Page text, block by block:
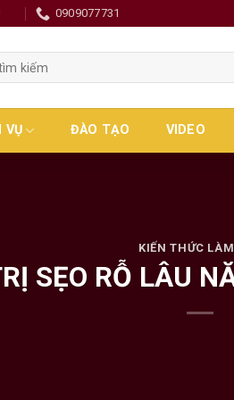
0909077731
VỤ ĐÀO TẠO VIDEO
KIẾN THỨC
SẸO RỖ LÂU